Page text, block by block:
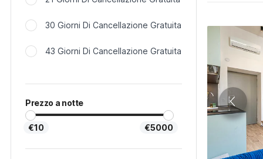
30 Giorni Di Cancellazione Gratuita
43 Giorni Di Cancellazione Gratuita
Prezzo a notte
€10 €5000